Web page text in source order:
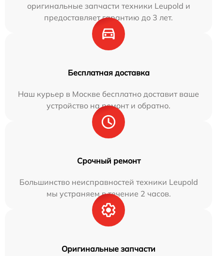
оригинальные запчасти техники Leupold и
предоставляет гарантию до 3 лет.
Бесплатная доставка
Наш курьер в Москве бесплатно доставит ваше
устройство на ремонт и обратно.
Срочный ремонт
Большинство неисправностей техники Leupold
мы устраняем в течение 2 часов.
Оригинальные запчасти